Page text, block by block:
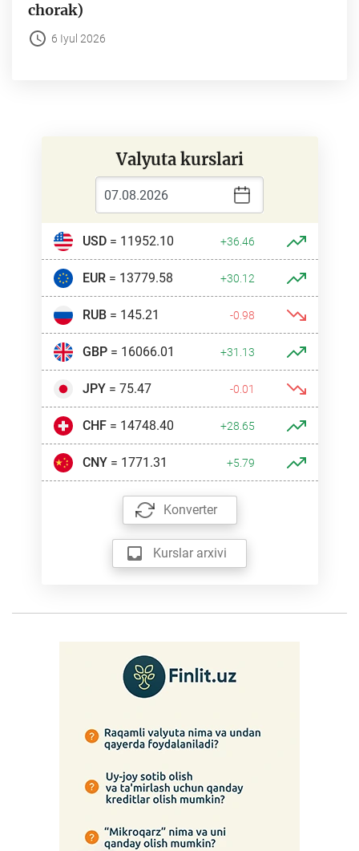
chorak)
6 Iyul 2026
Valyuta kurslari
USD= 11952.10 +36.46
EUR= 13779.58 +30.12
RUB= 145.21 -0.98
GBP= 16066.01 +31.13
JPY= 75.47 -0.01
CHF= 14748.40 +28.65
CNY= 1771.31 +5.79
Konverter
Kurslar arxivi